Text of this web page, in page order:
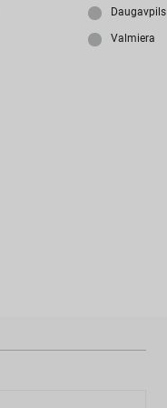
Daugavpils
Valmiera